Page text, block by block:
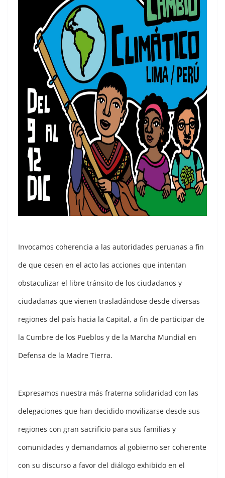
Invocamos coherencia a las autoridades peruanas a fin
de que cesen en el acto las acciones que intentan
obstaculizar el libre tránsito de los ciudadanos y
ciudadanas que vienen trasladándose desde diversas
regiones del país hacia la Capital, a fin de participar de
la Cumbre de los Pueblos y de la Marcha Mundial en
Defensa de la Madre Tierra.
Expresamos nuestra más fraterna solidaridad con las
delegaciones que han decidido movilizarse desde sus
regiones con gran sacrificio para sus familias y
comunidades y demandamos al gobierno ser coherente
con su discurso a favor del diálogo exhibido en el